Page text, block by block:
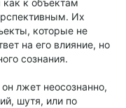
к объектам
Их
которые не
на его влияние, но
сознания.
лжет неосознанно,
шутя, или по